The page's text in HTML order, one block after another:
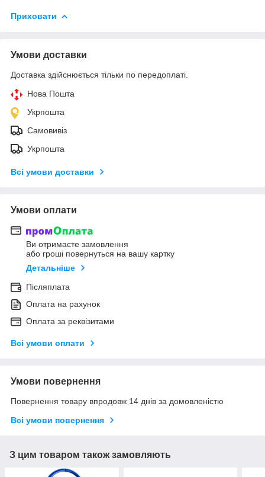
Приховати
Умови доставки
Доставка здійснюється тільки по передоплаті.
Нова Пошта
Укрпошта
Самовивіз
Укрпошта
Всі умови доставки
Умови оплати
Ви отримаєте замовлення
або гроші повернуться на вашу картку
Детальніше
Післяплата
Оплата на рахунок
Оплата за реквізитами
Всі умови оплати
Умови повернення
Повернення товару впродовж 14 днів за домовленістю
Всі умови повернення
З цим товаром також замовляють